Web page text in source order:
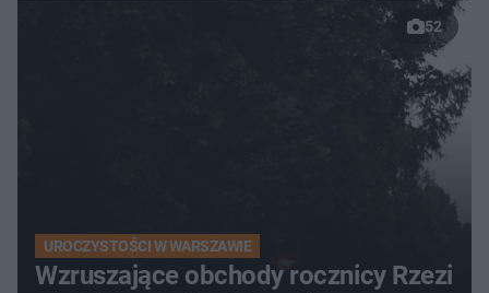
52
UROCZYSTOŚCI W WARSZAWIE
Wzruszające obchody rocznicy Rzezi